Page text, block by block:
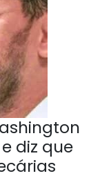
diz que